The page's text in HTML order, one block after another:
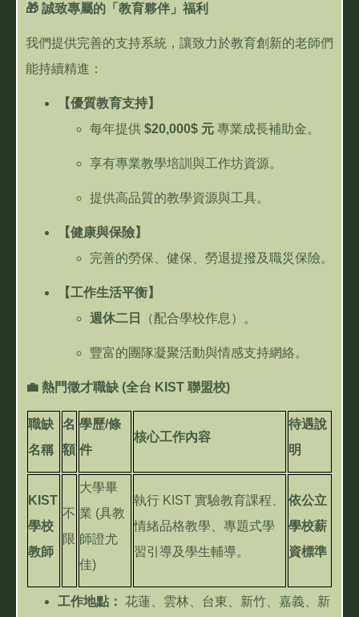
🎁 誠致專屬的「教育夥伴」福利
我們提供完善的支持系統，讓致力於教育創新的老師們
能持續精進：
【優質教育支持】
每年提供 $20,000$ 元 專業成長補助金。
享有專業教學培訓與工作坊資源。
提供高品質的教學資源與工具。
【健康與保險】
完善的勞保、健保、勞退提撥及職災保險。
【工作生活平衡】
週休二日
（配合學校作息）。
豐富的團隊凝聚活動與情感支持網絡。
💼 熱門徵才職缺 (全台 KIST 聯盟校)
職缺
名稱
名
額
學歷/條
件
核心工作內容
待遇說
明
KIST
學校
教師
不
限
大學畢
業 (具教
師證尤
佳)
執行 KIST實驗教育課程、
情緒品格教學、專題式學
習引導及學生輔導。
依公立
學校薪
資標準
工作地點： 花蓮、雲林、台東、新竹、嘉義、新